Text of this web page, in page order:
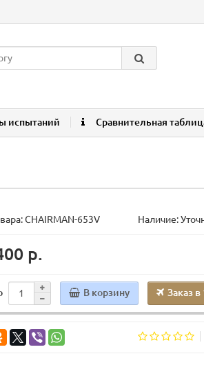
испытаний Сравнительная
CHAIRMAN-653V Наличие:
р.
В корзину Заказ в